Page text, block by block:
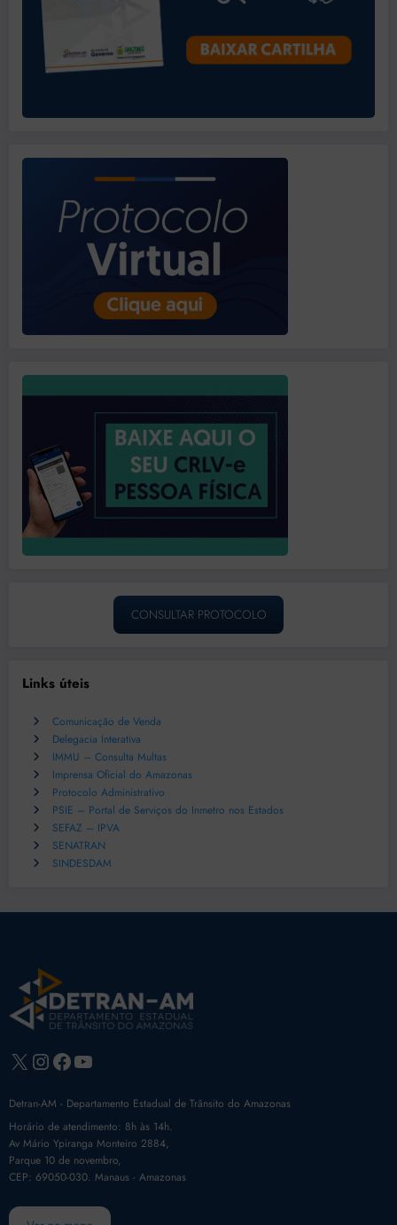
CONSULTAR PROTOCOLO
Links úteis
Comunicação de Venda
Delegacia Interativa
IMMU – Consulta Multas
Imprensa Oficial do Amazonas
Protocolo Administrativo
PSIE – Portal de Serviços do Inmetro nos Estados
SEFAZ – IPVA
SENATRAN
SINDESDAM
X Instagram
Facebook
Youtube
Detran-AM - Departamento Estadual de Trânsito do Amazonas
Horário de atendimento: 8h às 14h.
Av Mário Ypiranga Monteiro 2884,
Parque 10 de novembro,
CEP: 69050-030. Manaus - Amazonas